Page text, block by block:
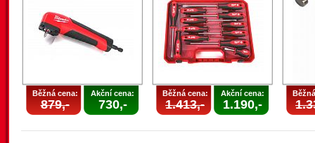
Běžná cena:
879,-
Akční cena:
730,-
Běžná cena:
1.413,-
Akční cena:
1.190,-